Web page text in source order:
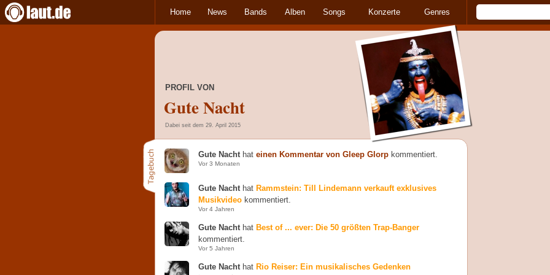
Home News Bands Alben Songs Konzerte Genres
PROFIL VON
Gute Nacht
Dabei seit dem 29. April 2015
Gute Nachthat einen Kommentar von Gleep Glorp kommentiert.
Vor 3 Monaten
Gute Nachthat Rammstein: Till Lindemann verkauft exklusives
Musikvideo kommentiert.
Vor 4 Jahren
Gute Nachthat Best of ... ever: Die 50 größten Trap-Banger
kommentiert.
Vor 5 Jahren
Gute Nachthat Rio Reiser: Ein musikalisches Gedenken